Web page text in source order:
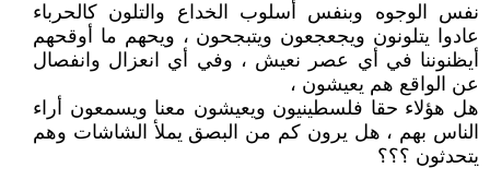
نفس الوجوه وبنفس أسلوب الخداع والتلون كالحرباء
عادوا يتلونون ويجعجعون ويتبجحون ، ويحهم ما أوقحهم
أيظنوننا في أي عصر نعيش ، وفي أي انعزال وانفصال
عن الواقع هم يعيشون ،
هل هؤلاء حقا فلسطينيون ويعيشون معنا ويسمعون أراء
الناس بهم ، هل يرون كم من البصق يملأ الشاشات وهم
يتحدثون ؟؟؟